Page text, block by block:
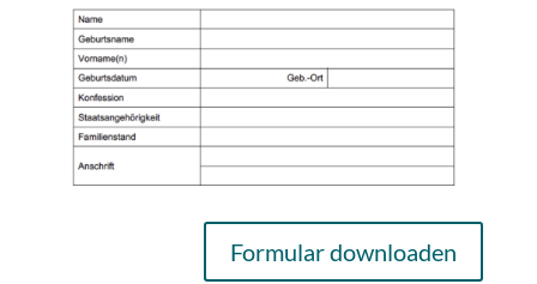
Formular downloaden